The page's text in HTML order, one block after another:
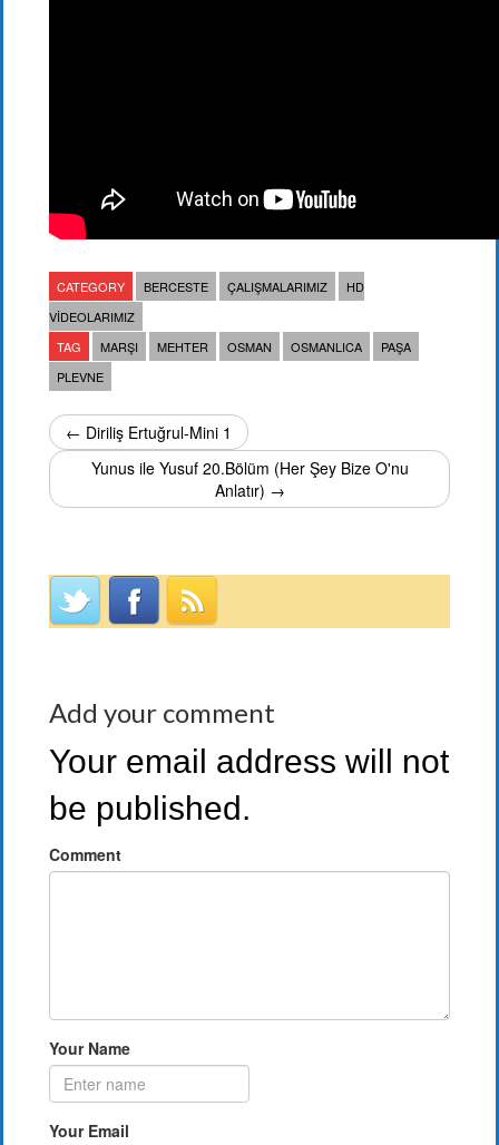
CATEGORY BERCESTE ÇALIŞMALARIMIZ
HD
VIDEOLARIMIZ
TAG
MARŞI MEHTER OSMAN OSMANLICA
PAŞA
PLEVNE
← Diriliş Ertuğrul-Mini 1
Yunus ile Yusuf 20.Bölüm (Her Şey Bize O'nu
Anlatır) →
Add your comment
Your email address will not
be published.
Comment
Your Name
Your Email